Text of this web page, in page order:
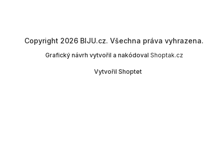
Vytvořil Shoptet
Copyright 2026 BIJU.cz. Všechna práva vyhrazena.
Grafický návrh vytvořil a nakódoval Shoptak.cz